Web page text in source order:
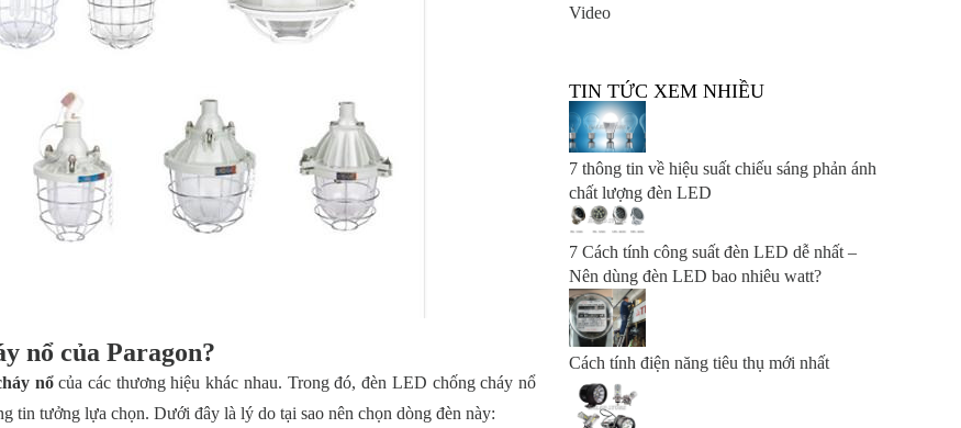
nổ của Paragon?
nổcủa các thương hiệu khác nhau. Trong đó, đèn LED chống cháy nổ
tin tưởng lựa chọn. Dưới đây là lý do tại sao nên chọn dòng đèn này:
Video
TIN TỨC XEM NHIỀU
7 thông tin về hiệu suất chiếu sáng phản ánh
chất lượng đèn LED
7 Cách tính công suất đèn LED dễ nhất –
Nên dùng đèn LED bao nhiêu watt?
Cách tính điện năng tiêu thụ mới nhất